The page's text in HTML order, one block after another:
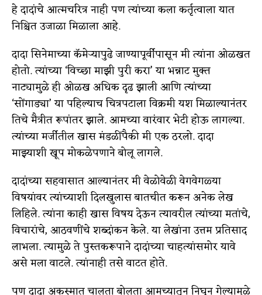
हे दादांचे आत्मचरित्र नाही पण त्यांच्या कला कर्तृत्वाला यात
निश्चित उजाळा मिळाला आहे.
दादा सिनेमाच्या कॅमेऱ्यापुढे जाण्यापूर्वीपासून मी त्यांना ओळखत
होतो. त्यांच्या ‘विच्छा माझी पुरी करा’ या भन्नाट मुक्त
नाट्यामुळे ही ओळख अधिक दृढ झाली आणि त्यांच्या
‘सोंगाड्या’ या पहिल्याच चित्रपटाला विक्रमी यश मिळाल्यानंतर
तिचे मैत्रीत रूपांतर झाले. आमच्या वारंवार भेटी होऊ लागल्या.
त्यांच्या मर्जीतील खास मंडळींपैकी मी एक ठरलो. दादा
माझ्याशी खूप मोकळेपणाने बोलू लागले.
दादांच्या सहवासात आल्यानंतर मी वेळोवेळी वेगवेगळ्या
विषयांवर त्यांच्याशी दिलखुलास बातचीत करून अनेक लेख
लिहिले. त्यांना काही खास विषय देऊन त्यावरील त्यांच्या मतांचे,
विचारांचे, आठवणींचे शब्दांकन केले. या लेखांना उत्तम प्रतिसाद
लाभला. त्यामुळे ते पुस्तकरूपाने दादांच्या चाहत्यांसमोर यावे
असे मला वाटले. त्यांनाही तसे वाटत होते.